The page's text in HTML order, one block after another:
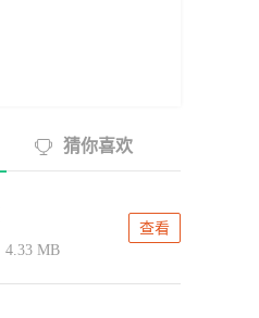
猜你喜欢
4.33 MB
查看